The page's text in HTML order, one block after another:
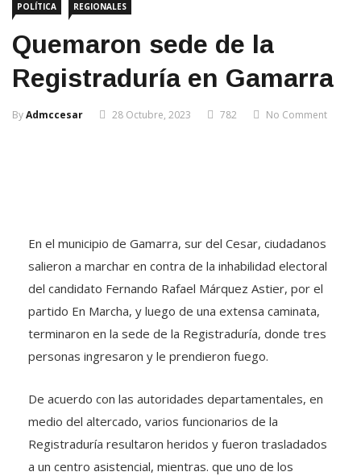
POLÍTICA REGIONALES
Quemaron sede de la
Registraduría en Gamarra
ByAdmccesar 28 Octubre, 2023 782 No Comment
En el municipio de Gamarra, sur del Cesar, ciudadanos
salieron a marchar en contra de la inhabilidad electoral
del candidato Fernando Rafael Márquez Astier, por el
partido En Marcha, y luego de una extensa caminata,
terminaron en la sede de la Registraduría, donde tres
personas ingresaron y le prendieron fuego.
De acuerdo con las autoridades departamentales, en
medio del altercado, varios funcionarios de la
Registraduría resultaron heridos y fueron trasladados
a un centro asistencial, mientras. que uno de los